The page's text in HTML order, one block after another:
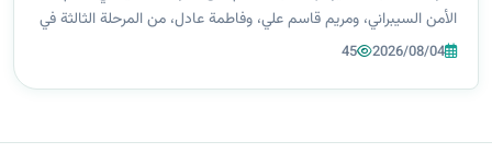
الأمن السيبراني، ومريم قاسم علي، وفاطمة عادل، من المرحلة الثالثة في
قسم هندسة الذكاء الاصطناعي، على زاوية "أشكال وألوان" المخصصة
2026/08/04
45